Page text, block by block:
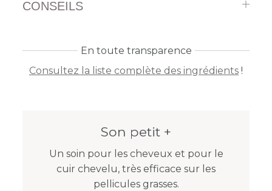
CONSEILS
En toute transparence
Consultez la liste complète des ingrédients !
Son petit +
Un soin pour les cheveux et pour le
cuir chevelu, très efficace sur les
pellicules grasses.